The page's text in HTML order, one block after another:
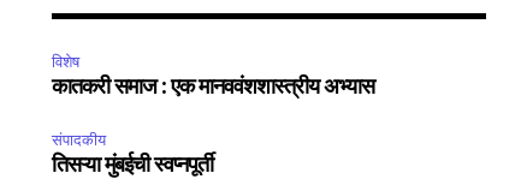
विशेष
कातकरी समाज : एक मानववंशशास्त्रीय अभ्यास
संपादकीय
तिसऱ्या मुंबईची स्वप्नपूर्ती